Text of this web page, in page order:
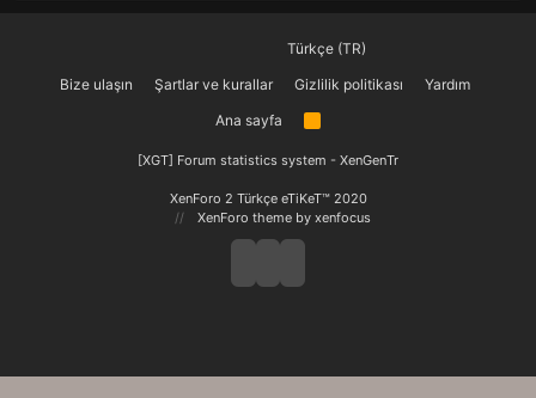
Türkçe (TR)
Bize ulaşın
Şartlar ve kurallar Gizlilik politikası
Yardım
Ana sayfa
R
[XGT] Forum statistics system - XenGenTr
XenForo 2 Türkçe eTiKeT™ 2020
XenForo theme by xenfocus